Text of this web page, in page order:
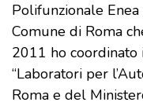
Polifunzionale
Comune di Roma
2011 ho
“Laboratori per
Roma e del